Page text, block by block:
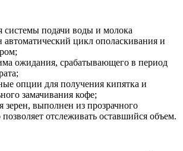
системы подачи воды и молока
автоматический цикл ополаскивания и
ожидания, срабатывающего в период
опции для получения кипятка и
замачивания кофе;
зерен, выполнен из прозрачного
позволяет отслеживать оставшийся объем.